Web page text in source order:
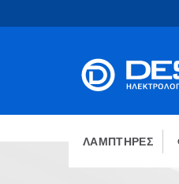
ΛΑΜΠΤΗΡΕΣ